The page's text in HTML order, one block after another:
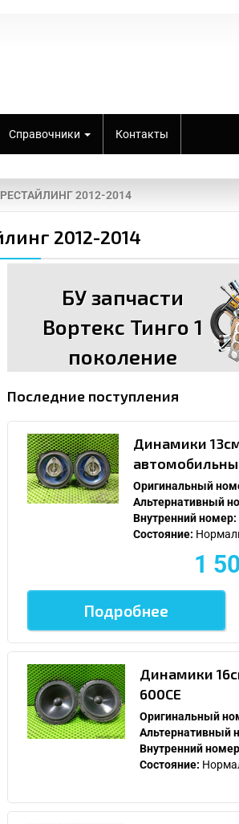
Справочники Контакты
РЕСТАЙЛИНГ 2012-2014
2012-2014
БУ запчасти
Вортекс Тинго 1
поколение
Последние поступления
Динамики
Оригинальный
Альтернативный
Внутренний номер:
Состояние:
1
Подробнее
Динамики
600CE
Оригинальный
Альтернативный
Внутренний
Состояние: